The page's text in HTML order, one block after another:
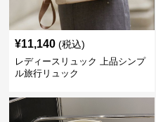
¥11,140 (税込)
レディースリュック 上品シンプ
ル旅行リュック